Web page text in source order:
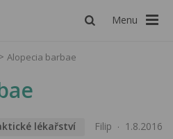
Menu
Alopecia barbae
lékařství Filip 1.8.2016